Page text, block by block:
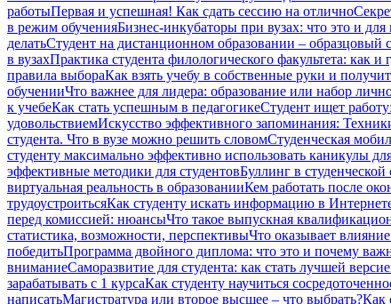
работыПервая и успешная! Как сдать сессию на отлично
в режим обученияБизнес-инкубаторы при вузах: что это и для
делатьСтудент на дистанционном образовании – образцовый
в вузахПрактика студента филологического факультета: как и
правила выбораКак взять учебу в собственные руки и
обученииЧто важнее для лидера: образование или набор
к учебеКак стать успешным в педагогикеСтудент ищет
удовольствиемИскусство эффективного запоминания:
студента. Что в вузе можно решить словомСтуденческая
студенту максимально эффективно использовать каникулы
эффективные методики для студентовБуллинг в студенческой
виртуальная реальность в образованииКем работать после
трудоустроитьсяКак студенту искать информацию в
перед комиссией: нюансыЧто такое выпускная
статистика, возможности, перспективыЧто оказывает
победитьПрограмма двойного диплома: что это и почему
вниманиеСаморазвитие для студента: как стать лучшей
зарабатывать с 1 курсаКак студенту научиться
написатьМагистратура или второе высшее – что выбрать?Как